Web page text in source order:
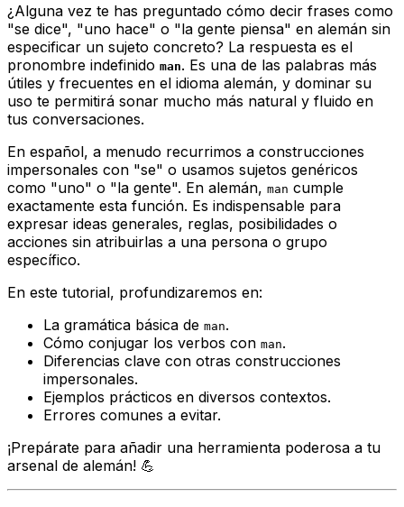
¿Alguna vez te has preguntado cómo decir frases como
"se dice", "uno hace" o "la gente piensa" en alemán sin
especificar un sujeto concreto? La respuesta es el
pronombre indefinido man. Es una de las palabras más
útiles y frecuentes en el idioma alemán, y dominar su
uso te permitirá sonar mucho más natural y fluido en
tus conversaciones.
En español, a menudo recurrimos a construcciones
impersonales con "se" o usamos sujetos genéricos
como "uno" o "la gente". En alemán, man cumple
exactamente esta función. Es indispensable para
expresar ideas generales, reglas, posibilidades o
acciones sin atribuirlas a una persona o grupo
específico.
En este tutorial, profundizaremos en:
La gramática básica de man.
Cómo conjugar los verbos con man.
Diferencias clave con otras construcciones
impersonales.
Ejemplos prácticos en diversos contextos.
Errores comunes a evitar.
¡Prepárate para añadir una herramienta poderosa a tu
arsenal de alemán! 💪